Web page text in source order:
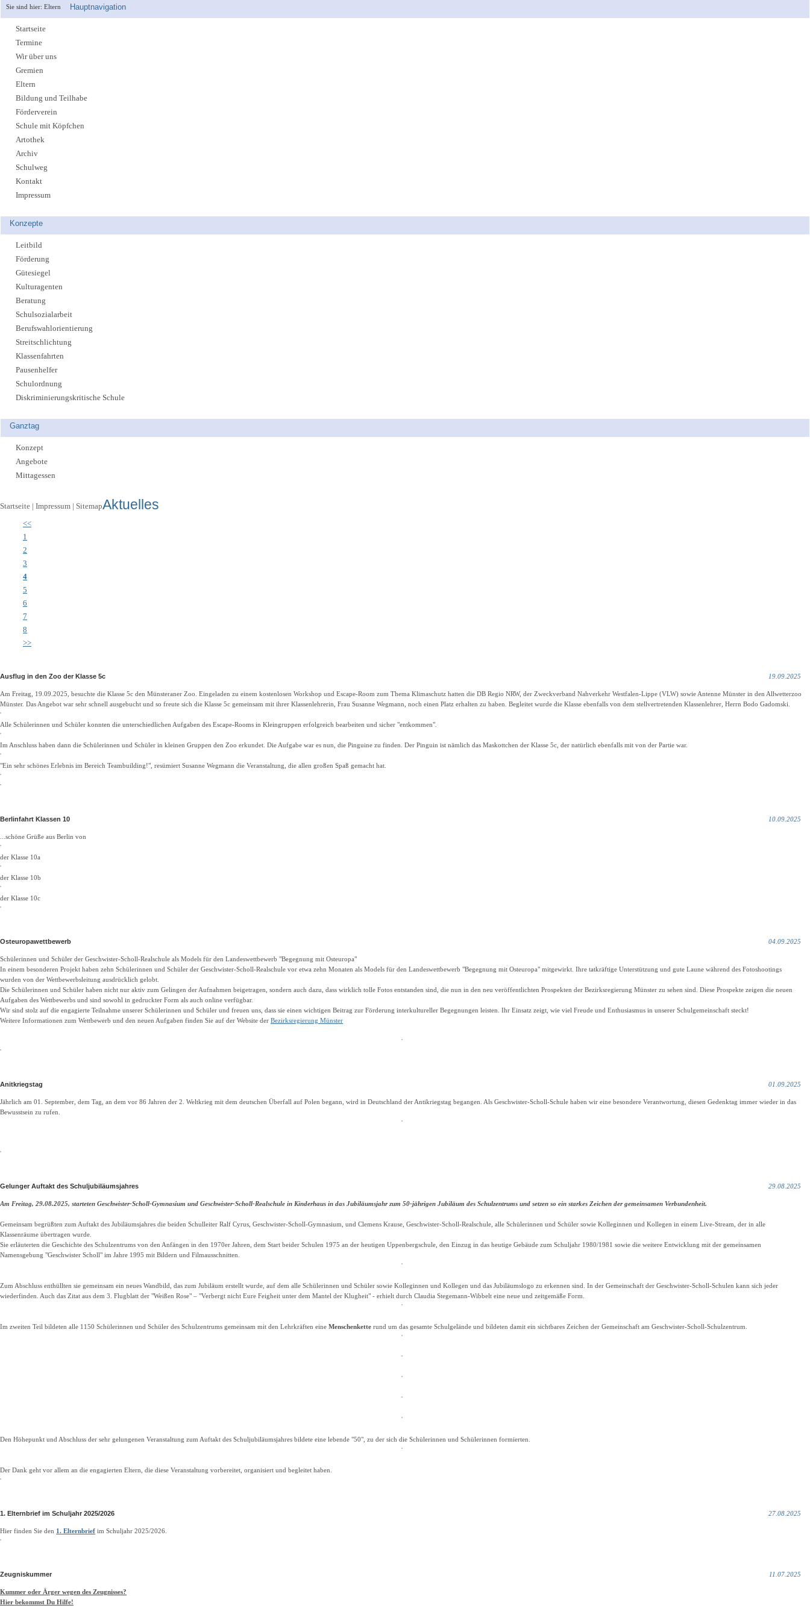
Sie sind hier: Eltern Hauptnavigation
Startseite
Termine
Wir über uns
Gremien
Eltern
Bildung und Teilhabe
Förderverein
Schule mit Köpfchen
Artothek
Archiv
Schulweg
Kontakt
Impressum
Konzepte
Leitbild
Förderung
Gütesiegel
Kulturagenten
Beratung
Schulsozialarbeit
Berufswahlorientierung
Streitschlichtung
Klassenfahrten
Pausenhelfer
Schulordnung
Diskriminierungskritische Schule
Ganztag
Konzept
Angebote
Mittagessen
Startseite Impressum SitemapAktuelles
<<
1
2
3
4
5
6
7
8
>>
Ausflug in den Zoo der Klasse 5c 19.09.2025
Am Freitag, 19.09.2025, besuchte die Klasse 5c den Münsteraner Zoo. Eingeladen zu einem kostenlosen Workshop und Escape-Room zum Thema Klimaschutz hatten die DB Regio NRW, der Zweckverband Nahverkehr Westfalen-Lippe (VLW) sowie Antenne Münster in den Allwetterzoo
Münster. Das Angebot war sehr schnell ausgebucht und so freute sich die Klasse 5c gemeinsam mit ihrer Klassenlehrerin, Frau Susanne Wegmann, noch einen Platz erhalten zu haben. Begleitet wurde die Klasse ebenfalls von dem stellvertretenden Klassenlehrer, Herrn Bodo Gadomski.
Alle Schülerinnen und Schüler konnten die unterschiedlichen Aufgaben des Escape-Rooms in Kleingruppen erfolgreich bearbeiten und sicher "entkommen".
Im Anschluss haben dann die Schülerinnen und Schüler in kleinen Gruppen den Zoo erkundet. Die Aufgabe war es nun, die Pinguine zu finden. Der Pinguin ist nämlich das Maskottchen der Klasse 5c, der natürlich ebenfalls mit von der Partie war.
"Ein sehr schönes Erlebnis im Bereich Teambuilding!", resümiert Susanne Wegmann die Veranstaltung, die allen großen Spaß gemacht hat.
Berlinfahrt Klassen 10 10.09.2025
...schöne Grüße aus Berlin von
der Klasse 10a
der Klasse 10b
der Klasse 10c
Osteuropawettbewerb 04.09.2025
Schülerinnen und Schüler der Geschwister-Scholl-Realschule als Models für den Landeswettbewerb "Begegnung mit Osteuropa"
In einem besonderen Projekt haben zehn Schülerinnen und Schüler der Geschwister-Scholl-Realschule vor etwa zehn Monaten als Models für den Landeswettbewerb "Begegnung mit Osteuropa" mitgewirkt. Ihre tatkräftige Unterstützung und gute Laune während des Fotoshootings
wurden von der Wettbewerbsleitung ausdrücklich gelobt.
Die Schülerinnen und Schüler haben nicht nur aktiv zum Gelingen der Aufnahmen beigetragen, sondern auch dazu, dass wirklich tolle Fotos entstanden sind, die nun in den neu veröffentlichten Prospekten der Bezirksregierung Münster zu sehen sind. Diese Prospekte zeigen die neuen
Aufgaben des Wettbewerbs und sind sowohl in gedruckter Form als auch online verfügbar.
Wir sind stolz auf die engagierte Teilnahme unserer Schülerinnen und Schüler und freuen uns, dass sie einen wichtigen Beitrag zur Förderung interkultureller Begegnungen leisten. Ihr Einsatz zeigt, wie viel Freude und Enthusiasmus in unserer Schulgemeinschaft steckt!
Weitere Informationen zum Wettbewerb und den neuen Aufgaben finden Sie auf der Website der Bezirksregierung Münster
Anitkriegstag 01.09.2025
Jährlich am 01. September, dem Tag, an dem vor 86 Jahren der 2. Weltkrieg mit dem deutschen Überfall auf Polen begann, wird in Deutschland der Antikriegstag begangen. Als Geschwister-Scholl-Schule haben wir eine besondere Verantwortung, diesen Gedenktag immer wieder in das
Bewusstsein zu rufen.
Gelunger Auftakt des Schuljubiläumsjahres 29.08.2025
Am Freitag, 29.08.2025, starteten Geschwister-Scholl-Gymnasium und Geschwister-Scholl-Realschule in Kinderhaus in das Jubiläumsjahr zum 50-jährigen Jubiläum des Schulzentrums und setzen so ein starkes Zeichen der gemeinsamen Verbundenheit.
Gemeinsam begrüßten zum Auftakt des Jubiläumsjahres die beiden Schulleiter Ralf Cyrus, Geschwister-Scholl-Gymnasium, und Clemens Krause, Geschwister-Scholl-Realschule, alle Schülerinnen und Schüler sowie Kolleginnen und Kollegen in einem Live-Stream, der in alle
Klassenräume übertragen wurde.
Sie erläuterten die Geschichte des Schulzentrums von den Anfängen in den 1970er Jahren, dem Start beider Schulen 1975 an der heutigen Uppenbergschule, den Einzug in das heutige Gebäude zum Schuljahr 1980/1981 sowie die weitere Entwicklung mit der gemeinsamen
Namensgebung "Geschwister Scholl" im Jahre 1995 mit Bildern und Filmausschnitten.
Zum Abschluss enthüllten sie gemeinsam ein neues Wandbild, das zum Jubiläum erstellt wurde, auf dem alle Schülerinnen und Schüler sowie Kolleginnen und Kollegen und das Jubiläumslogo zu erkennen sind. In der Gemeinschaft der Geschwister-Scholl-Schulen kann sich jeder
wiederfinden. Auch das Zitat aus dem 3. Flugblatt der "Weißen Rose" – "Verbergt nicht Eure Feigheit unter dem Mantel der Klugheit" - erhielt durch Claudia Stegemann-Wibbelt eine neue und zeitgemäße Form.
Im zweiten Teil bildeten alle 1150 Schülerinnen und Schüler des Schulzentrums gemeinsam mit den Lehrkräften eine Menschenkette rund um das gesamte Schulgelände und bildeten damit ein sichtbares Zeichen der Gemeinschaft am Geschwister-Scholl-Schulzentrum.
Den Höhepunkt und Abschluss der sehr gelungenen Veranstaltung zum Auftakt des Schuljubiläumsjahres bildete eine lebende "50", zu der sich die Schülerinnen und Schülerinnen formierten.
Der Dank geht vor allem an die engagierten Eltern, die diese Veranstaltung vorbereitet, organisiert und begleitet haben.
1. Elternbrief im Schuljahr 2025/2026 27.08.2025
Hier finden Sie den 1. Elternbrief im Schuljahr 2025/2026.
Zeugniskummer 11.07.2025
Kummer oder Ärger wegen des Zeugnisses?
Hier bekommst Du Hilfe!